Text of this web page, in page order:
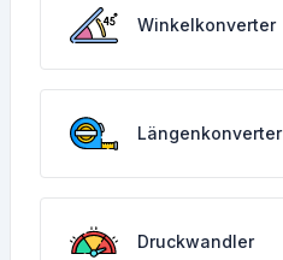
Winkelkonverter
Längenkonverter
Druckwandler